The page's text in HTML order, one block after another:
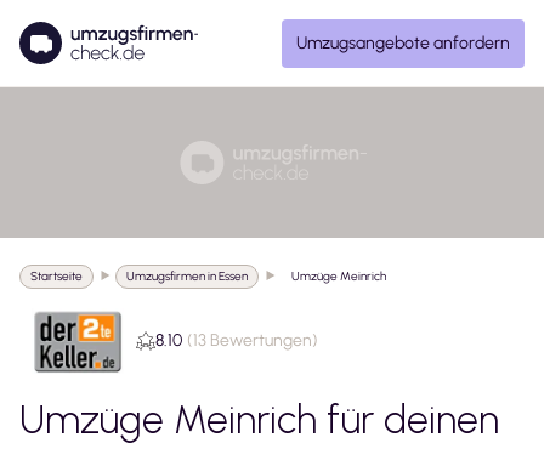
Umzugsangebote anfordern
Startseite Umzugsfirmen in Essen Umzüge Meinrich
8.10 (13 Bewertungen)
Umzüge Meinrich für deinen